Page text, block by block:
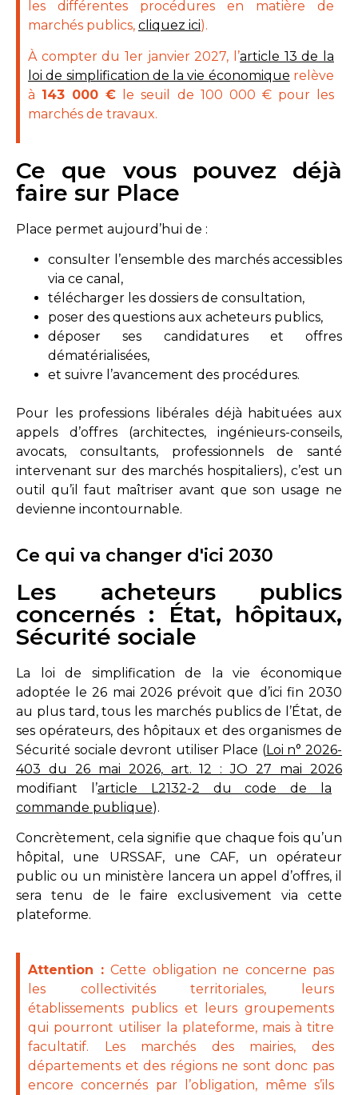
les différentes procédures en matière de
marchés publics, cliquez ici).
À compter du 1er janvier 2027, l’article 13 de la
loi de simplification de la vie économique relève
à 143 000 € le seuil de 100 000 € pour les
marchés de travaux.
Ce que vous pouvez déjà
faire sur Place
Place permet aujourd’hui de :
consulter l’ensemble des marchés accessibles
via ce canal,
télécharger les dossiers de consultation,
poser des questions aux acheteurs publics,
déposer ses candidatures et offres
dématérialisées,
et suivre l’avancement des procédures.
Pour les professions libérales déjà habituées aux
appels d’offres (architectes, ingénieurs-conseils,
avocats, consultants, professionnels de santé
intervenant sur des marchés hospitaliers), c’est un
outil qu’il faut maîtriser avant que son usage ne
devienne incontournable.
Ce qui va changer d'ici 2030
Les acheteurs publics
concernés : État, hôpitaux,
Sécurité sociale
La loi de simplification de la vie économique
adoptée le 26 mai 2026 prévoit que d’ici fin 2030
au plus tard, tous les marchés publics de l’État, de
ses opérateurs, des hôpitaux et des organismes de
Sécurité sociale devront utiliser Place (Loi n° 2026-
403 du 26 mai 2026, art. 12 : JO 27 mai 2026
modifiant l’article L2132-2 du code de la
commande publique).
Concrètement, cela signifie que chaque fois qu’un
hôpital, une URSSAF, une CAF, un opérateur
public ou un ministère lancera un appel d’offres, il
sera tenu de le faire exclusivement via cette
plateforme.
Attention : Cette obligation ne concerne pas
les collectivités territoriales, leurs
établissements publics et leurs groupements
qui pourront utiliser la plateforme, mais à titre
facultatif. Les marchés des mairies, des
départements et des régions ne sont donc pas
encore concernés par l’obligation, même s’ils